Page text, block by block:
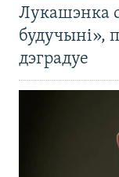
Лукашэнка
будучыні»,
дэградуе